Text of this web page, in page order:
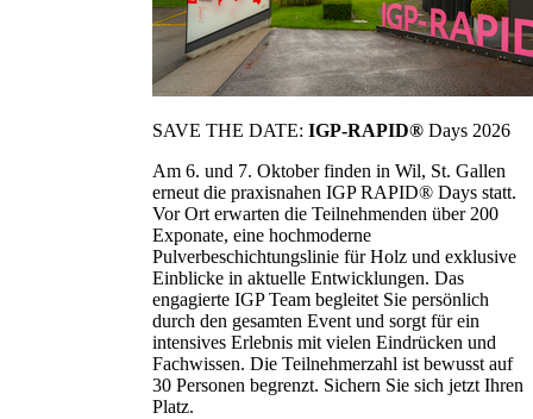
SAVE THE DATE: IGP-RAPID® Days 2026
Am 6. und 7. Oktober finden in Wil, St. Gallen
erneut die praxisnahen IGP RAPID® Days statt.
Vor Ort erwarten die Teilnehmenden über 200
Exponate, eine hochmoderne
Pulverbeschichtungslinie für Holz und exklusive
Einblicke in aktuelle Entwicklungen. Das
engagierte IGP Team begleitet Sie persönlich
durch den gesamten Event und sorgt für ein
intensives Erlebnis mit vielen Eindrücken und
Fachwissen. Die Teilnehmerzahl ist bewusst auf
30 Personen begrenzt. Sichern Sie sich jetzt Ihren
Platz.